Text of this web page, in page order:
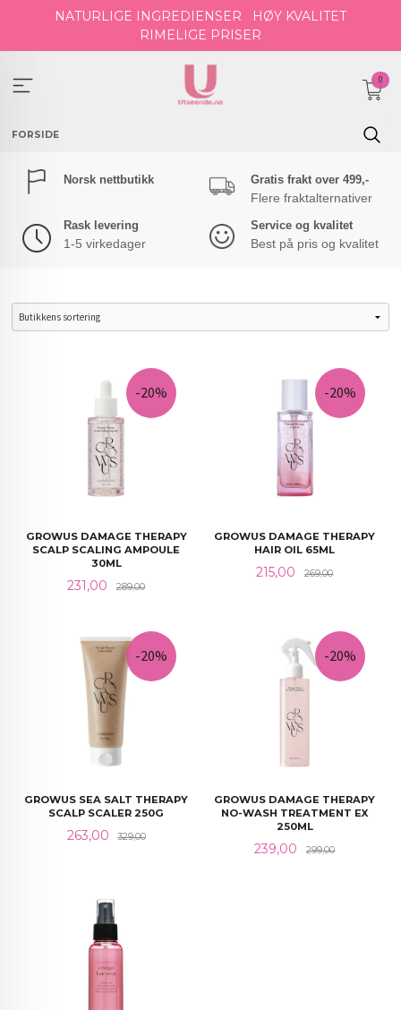
NATURLIGE INGREDIENSER
HØY KVALITET
RIMELIGE PRISER
0
FORSIDE
Norsk nettbutikk Gratis frakt over 499,-
Flere fraktalternativer
Rask levering
1-5 virkedager
Service og kvalitet
Best på pris og kvalitet
GROWUS DAMAGE THERAPY
SCALP SCALING AMPOULE
30ML
Tilbud
231,00 289,00Rabatt
-20%
GROWUS DAMAGE THERAPY
HAIR OIL 65ML
Tilbud
215,00 269,00Rabatt
-20%
GROWUS SEA SALT THERAPY
SCALP SCALER 250G
Tilbud
263,00 329,00Rabatt
-20%
GROWUS DAMAGE THERAPY
NO-WASH TREATMENT EX
250ML
Tilbud
239,00 299,00Rabatt
-20%